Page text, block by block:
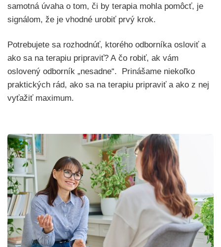
samotná úvaha o tom, či by terapia mohla pomôcť, je
signálom, že je vhodné urobiť prvý krok.
Potrebujete sa rozhodnúť, ktorého odborníka osloviť a
ako sa na terapiu pripraviť? A čo robiť, ak vám
oslovený odborník „nesadne“. Prinášame niekoľko
praktických rád, ako sa na terapiu pripraviť a ako z nej
vyťažiť maximum.